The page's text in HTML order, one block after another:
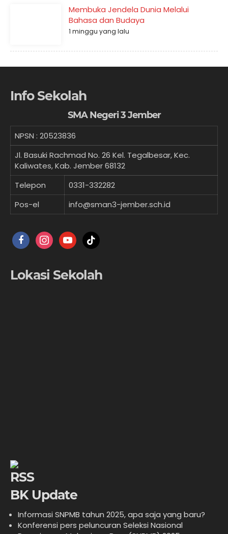
Membuka Jendela Dunia Melalui
Bahasa dan Budaya
1 minggu yang lalu
Info Sekolah
SMA Negeri 3 Jember
NPSN : 20523836
Jl. Basuki Rachmad No. 26 Kel. Tegalbesar, Kec.
Kaliwates, Kab. Jember 68132
Telepon
0331-332282
Pos-el
info@sman3-jember.sch.id
facebookinstagramyoutubetiktok
Lokasi Sekolah
BK Update
Informasi SNPMB tahun 2025, apa saja yang baru?
Konferensi pers peluncuran Seleksi Nasional